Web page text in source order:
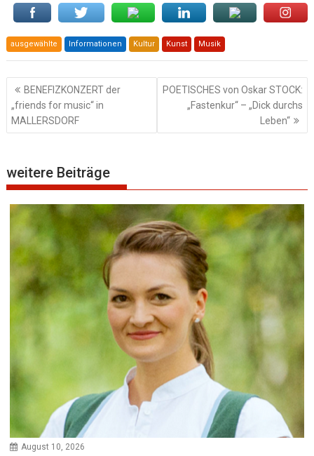
ausgewählte Informationen Kultur Kunst Musik
Beitragsnavigation
BENEFIZKONZERT der
„friends for music“ in
MALLERSDORF
POETISCHES von Oskar STOCK:
„Fastenkur“ – „Dick durchs
Leben“
weitere Beiträge
August 10, 2026